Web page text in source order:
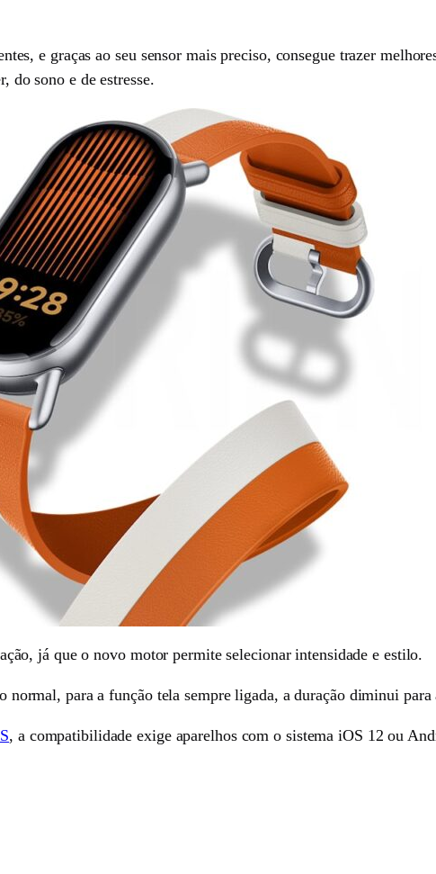
e graças ao seu sensor mais preciso, consegue trazer
do sono e de estresse.
já que o novo motor permite selecionar intensidade e estilo.
normal, para a função tela sempre ligada, a duração diminui para
, a compatibilidade exige aparelhos com o sistema iOS 12 ou